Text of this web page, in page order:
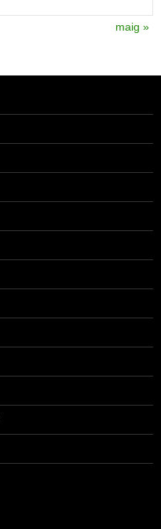
maig »